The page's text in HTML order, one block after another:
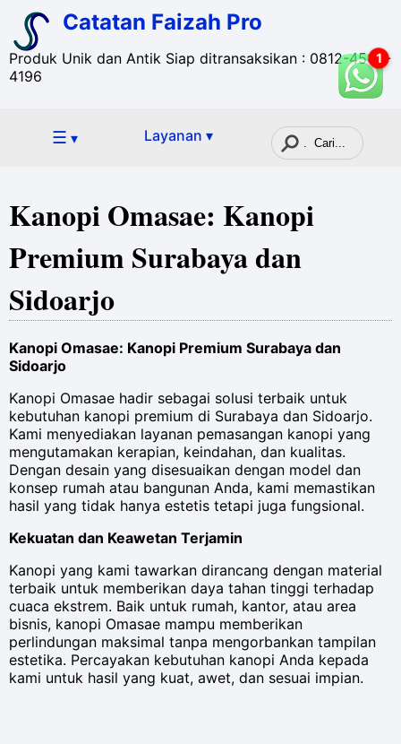
Catatan Faizah Pro
Produk Unik dan Antik Siap ditransaksikan : 0812-4582-
4196
☰ ▾ Layanan ▾
Kanopi Omasae: Kanopi
Premium Surabaya dan
Sidoarjo
Kanopi Omasae: Kanopi Premium Surabaya dan
Sidoarjo
Kanopi Omasae hadir sebagai solusi terbaik untuk
kebutuhan kanopi premium di Surabaya dan Sidoarjo.
Kami menyediakan layanan pemasangan kanopi yang
mengutamakan kerapian, keindahan, dan kualitas.
Dengan desain yang disesuaikan dengan model dan
konsep rumah atau bangunan Anda, kami memastikan
hasil yang tidak hanya estetis tetapi juga fungsional.
Kekuatan dan Keawetan Terjamin
Kanopi yang kami tawarkan dirancang dengan material
terbaik untuk memberikan daya tahan tinggi terhadap
cuaca ekstrem. Baik untuk rumah, kantor, atau area
bisnis, kanopi Omasae mampu memberikan
perlindungan maksimal tanpa mengorbankan tampilan
estetika. Percayakan kebutuhan kanopi Anda kepada
kami untuk hasil yang kuat, awet, dan sesuai impian.
1